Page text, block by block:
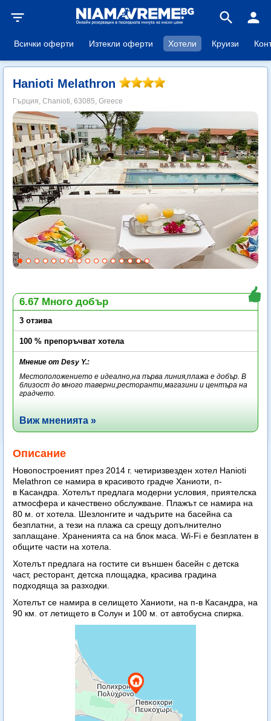
filter_list search person
Всички оферти Изтекли оферти Хотели Круизи
Hanioti Melathron
Гърция, Chanioti, 63085, Greece
6.67 Много добър
3 отзива
100 % препоръчват хотела
Мнение от Desy Y.:
Местоположението е идеално,на първа линия,плажа е добър. В
близост до много таверни,ресторанти,магазини и центъра на
градчето.
Виж мненията »
Описание
Новопостроеният през 2014 г. четиризвезден хотел Hanioti
Melathron се намира в красивото градче Ханиоти, п-
в Касандра. Хотелът предлага модерни условия, приятелска
атмосфера и качествено обслужване. Плажът се намира на
80 м. от хотела. Шезлонгите и чадърите на басейна са
безплатни, а тези на плажа са срещу допълнително
заплащане. Храненията са на блок маса. Wi-Fi е безплатен в
общите части на хотела.
Хотелът предлага на гостите си външен басейн с детска
част, ресторант, детска площадка, красива градина
подходяща за разходки.
Хотелът се намира в селището Ханиоти, на п-в Касандра, на
90 км. от летището в Солун и 100 м. от автобусна спирка.